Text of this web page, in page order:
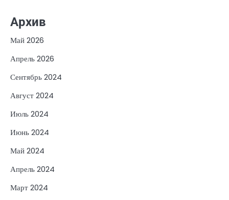
Архив
Май 2026
Апрель 2026
Сентябрь 2024
Август 2024
Июль 2024
Июнь 2024
Май 2024
Апрель 2024
Март 2024